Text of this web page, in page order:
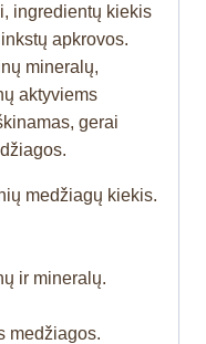
ingredientų kiekis
apkrovos.
mineralų,
aktyviems
gerai
medžiagų kiekis.
ir mineralų.
medžiagos.